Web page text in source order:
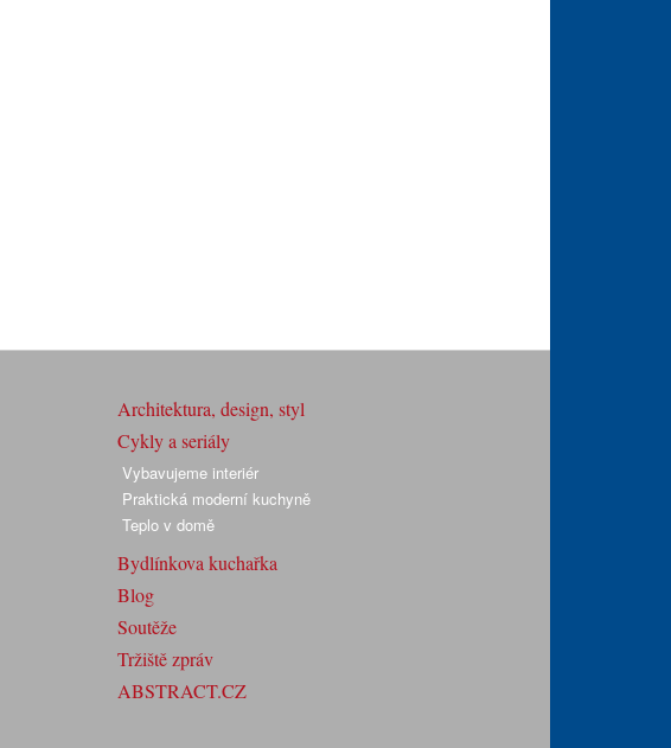
Architektura, design, styl
Cykly a seriály
Vybavujeme interiér
Praktická moderní kuchyně
Teplo v domě
Bydlínkova kuchařka
Blog
Soutěže
Tržiště zpráv
ABSTRACT.CZ